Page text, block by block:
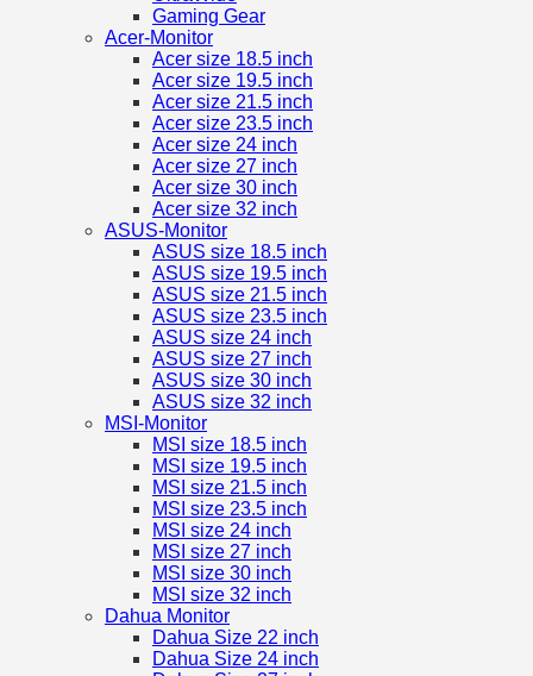
Gaming Gear
Acer-Monitor
Acer size 18.5 inch
Acer size 19.5 inch
Acer size 21.5 inch
Acer size 23.5 inch
Acer size 24 inch
Acer size 27 inch
Acer size 30 inch
Acer size 32 inch
ASUS-Monitor
ASUS size 18.5 inch
ASUS size 19.5 inch
ASUS size 21.5 inch
ASUS size 23.5 inch
ASUS size 24 inch
ASUS size 27 inch
ASUS size 30 inch
ASUS size 32 inch
MSI-Monitor
MSI size 18.5 inch
MSI size 19.5 inch
MSI size 21.5 inch
MSI size 23.5 inch
MSI size 24 inch
MSI size 27 inch
MSI size 30 inch
MSI size 32 inch
Dahua Monitor
Dahua Size 22 inch
Dahua Size 24 inch